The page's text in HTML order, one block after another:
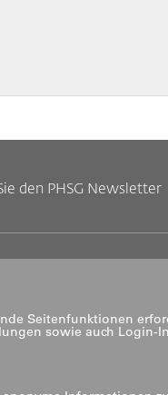
den PHSG Newsletter
Seitenfunktionen
sowie auch Login-